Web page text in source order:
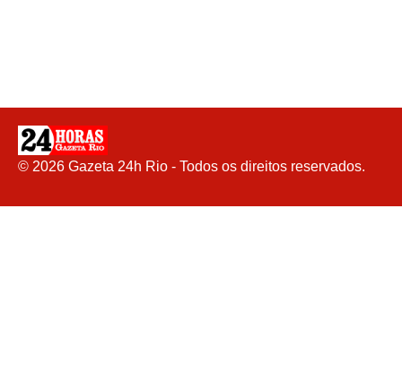
© 2026 Gazeta 24h Rio - Todos os direitos reservados.